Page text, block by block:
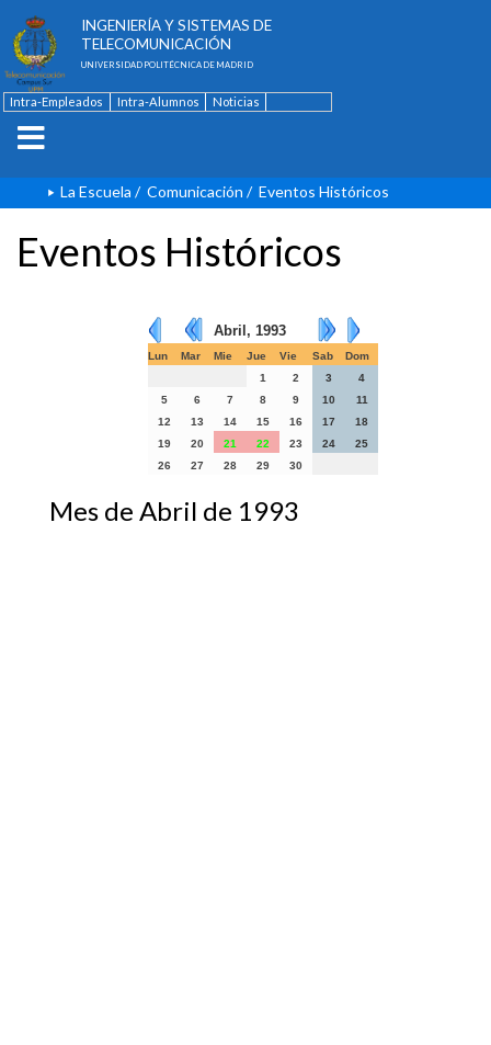
INGENIERÍA Y SISTEMAS DE
TELECOMUNICACIÓN
UNIVERSIDAD POLITÉCNICA DE MADRID
Intra-Empleados Intra-Alumnos
Noticias
La Escuela / Comunicación / Eventos Históricos
Eventos Históricos
Abril, 1993
Lun Mar Mie Jue Vie Sab
Dom
1
2 3
4
5
6 7 8 9 10
11
12
13 14 15 16 17
18
19
20 21 22 23 24
25
26
27 28 29 30
Mes de Abril de 1993